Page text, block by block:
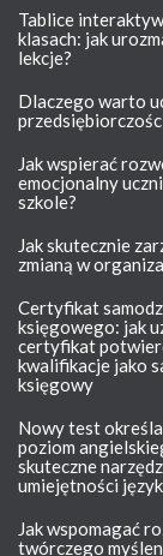
Tablice
klasach: jak
lekcje?
Dlaczego warto
Jak wspierać
emocjonalny
szkole?
Jak skutecznie
zmianą w
Certyfikat
księgowego: jak
certyfikat
kwalifikacje jako
księgowy
Nowy test
poziom
skuteczne
umiejętności
Jak wspomagać
twórczego